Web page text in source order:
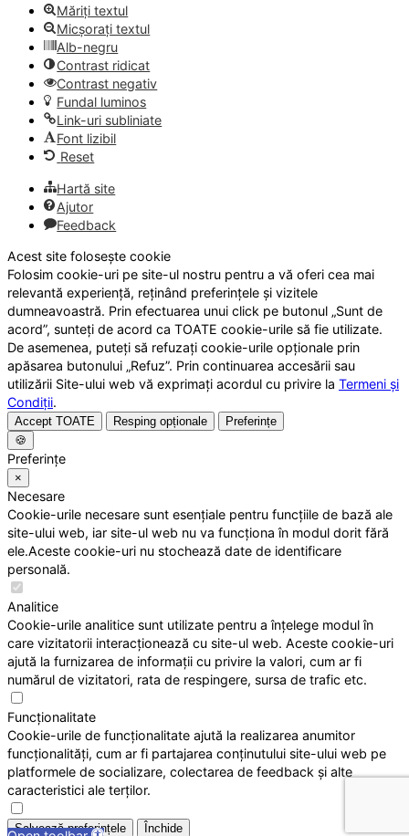
Măriți textul
Micșorați textul
Alb-negru
Contrast ridicat
Contrast negativ
Fundal luminos
Link-uri subliniate
Font lizibil
Reset
Hartă site
Ajutor
Feedback
Acest site folosește cookie
Folosim cookie-uri pe site-ul nostru pentru a vă oferi cea mai
relevantă experiență, reținând preferințele și vizitele
dumneavoastră. Prin efectuarea unui click pe butonul „Sunt de
acord”, sunteți de acord ca TOATE cookie-urile să fie utilizate.
De asemenea, puteți să refuzați cookie-urile opționale prin
apăsarea butonului „Refuz”. Prin continuarea accesării sau
utilizării Site-ului web vă exprimați acordul cu privire la Termeni și
Condiții.
Accept TOATE Resping opționale
Preferințe
🍪
Preferințe
×
Necesare
Cookie-urile necesare sunt esențiale pentru funcțiile de bază ale
site-ului web, iar site-ul web nu va funcționa în modul dorit fără
ele.Aceste cookie-uri nu stochează date de identificare
personală.
Analitice
Cookie-urile analitice sunt utilizate pentru a înțelege modul în
care vizitatorii interacționează cu site-ul web. Aceste cookie-uri
ajută la furnizarea de informații cu privire la valori, cum ar fi
numărul de vizitatori, rata de respingere, sursa de trafic etc.
Funcționalitate
Cookie-urile de funcționalitate ajută la realizarea anumitor
funcționalități, cum ar fi partajarea conținutului site-ului web pe
platformele de socializare, colectarea de feedback și alte
caracteristici ale terților.
Salvează preferințele Închide